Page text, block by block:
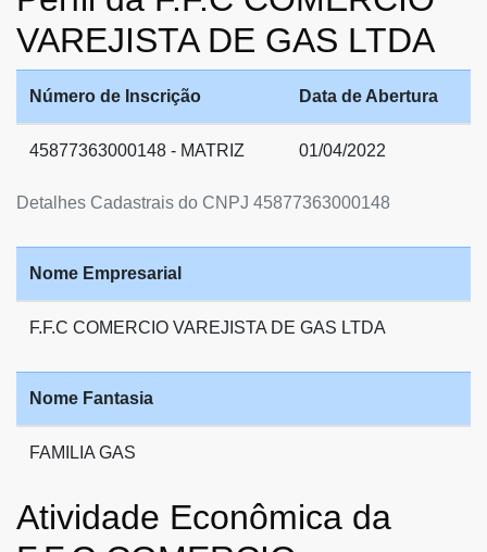
VAREJISTA DE GAS LTDA
Detalhes Cadastrais do CNPJ 45877363000148
Número de Inscrição Data de Abertura
45877363000148 - MATRIZ 01/04/2022
Nome Empresarial
F.F.C COMERCIO VAREJISTA DE GAS LTDA
Nome Fantasia
FAMILIA GAS
Atividade Econômica da